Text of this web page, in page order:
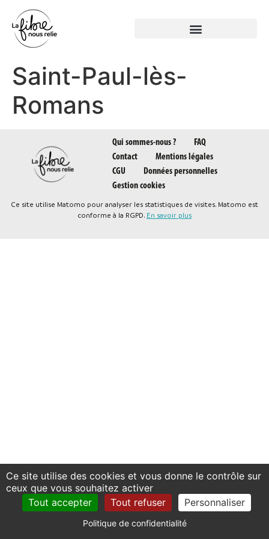
Saint-Paul-lès-
Romans
Qui sommes-nous ?
FAQ
Contact
Mentions légales
CGU
Données personnelles
Gestion cookies
Ce site utilise Matomo pour analyser les statistiques de visites. Matomo est
conforme à la RGPD. En savoir plus
Panneau de gestion des cookies
Ce site utilise des cookies et vous donne le contrôle sur
ceux que vous souhaitez activer
Tout accepter
Tout refuser Personnaliser
Politique de confidentialité